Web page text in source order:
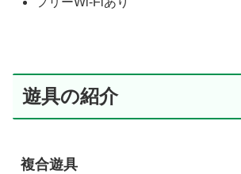
遊具の紹介
複合遊具